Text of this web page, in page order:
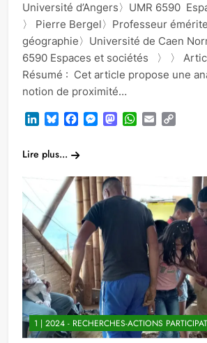
Université d’Angers〉UMR 6590
〉 Pierre Bergel〉Professeur
géographie〉Université de Caen
6590 Espaces et sociétés 〉 〉
Résumé : Cet article propose une
notion de proximité…
LinkedInBlueskyFacebook
Messenger
Mastodon
WhatsApp
Email
Lire plus...
1 | 2024 - RECHERCHES-ACTIONS